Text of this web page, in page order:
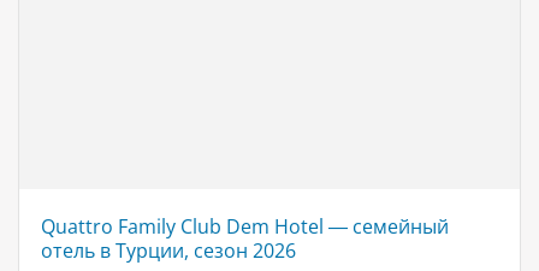
Quattro Family Club Dem Hotel — семейный
отель в Турции, сезон 2026